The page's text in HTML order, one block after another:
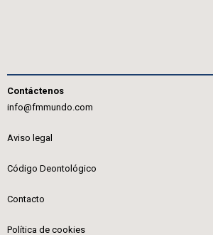
Contáctenos
info@fmmundo.com
Aviso legal
Código Deontológico
Contacto
Política de cookies